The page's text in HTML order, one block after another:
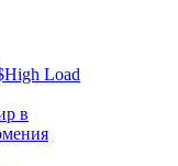
High Load
в